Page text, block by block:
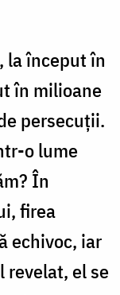
la început în
în milioane
persecuţii.
o lume
În
firea
echivoc, iar
revelat, el se